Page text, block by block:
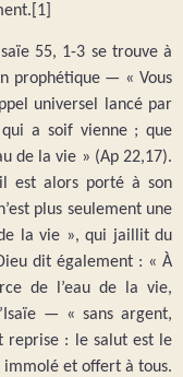
55, 1-3 se trouve à
prophétique — « Vous
universel lancé par
qui a soif vienne ; que
de la vie » (Ap 22,17).
est alors porté à son
plus seulement une
la vie », qui jaillit du
dit également : « À
de l’eau de la vie,
— « sans argent,
reprise : le salut est le
immolé et offert à tous.